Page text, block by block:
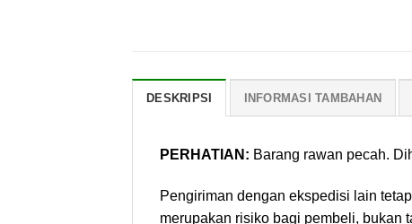
DESKRIPSI INFORMASI TAMBAHAN
PERHATIAN: Barang rawan pecah.
Pengiriman dengan ekspedisi lain
merupakan risiko bagi pembeli, bukan